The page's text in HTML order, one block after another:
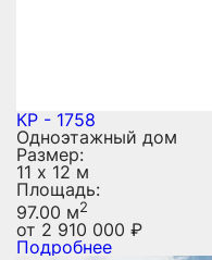
КР - 1758
Одноэтажный дом
Размер:
11 х 12 м
Площадь:
97.00 м2
от 2 910 000 ₽
Подробнее